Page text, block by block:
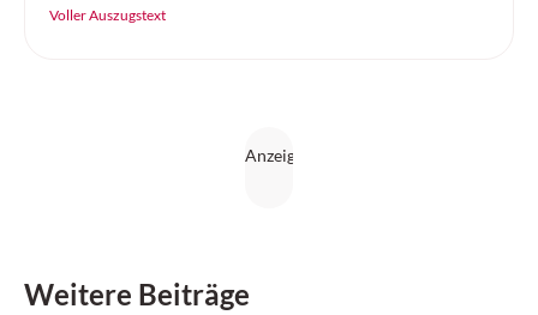
Position als führender Komplettanbieter für
Voller Auszugstext
Weitere Beiträge